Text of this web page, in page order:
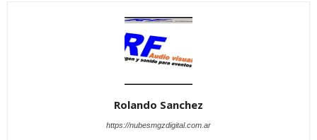
Rolando Sanchez
https://nubesmgzdigital.com.ar